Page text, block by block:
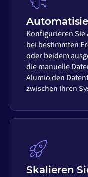
Konfigurieren Sie
bei bestimmten
oder beidem
die manuelle
Alumio den
zwischen Ihren
Skalieren